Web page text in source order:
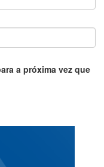
a próxima vez que